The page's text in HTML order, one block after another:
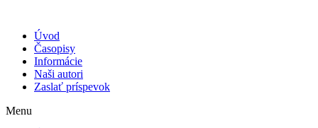
Úvod
Časopisy
Informácie
Naši autori
Zaslať príspevok
Menu